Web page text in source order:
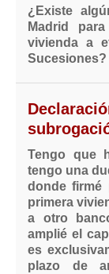
¿Existe
Madrid
vivienda a
Sucesiones?
Tengo que
tengo una
donde firmé
primera
a otro
amplié el
es
plazo de